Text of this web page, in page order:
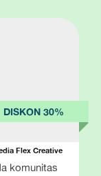
Flex Creative
komunitas